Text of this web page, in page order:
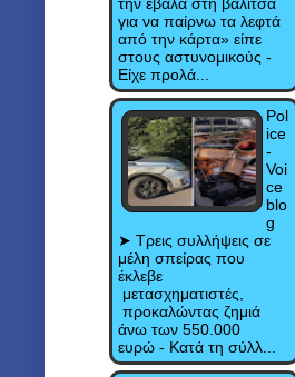
για να παίρνω τα λεφτά
από την κάρτα» είπε
στους αστυνομικούς -
Είχε προλά...
Pol
ice
-
Voi
ce
blo
g
➤ Τρεις συλλήψεις σε
μέλη σπείρας που
έκλεβε
μετασχηματιστές,
προκαλώντας ζημιά
άνω των 550.000
ευρώ - Κατά τη σύλλ...